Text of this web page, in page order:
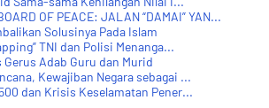
OF PEACE: JALAN “DAMAI” YAN...
Solusinya Pada Islam
TNI dan Polisi Menanga...
Adab Guru dan Murid
Kewajiban Negara sebagai ...
dan Krisis Keselamatan Pener...